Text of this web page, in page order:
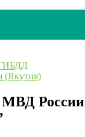
(Якутия)
России